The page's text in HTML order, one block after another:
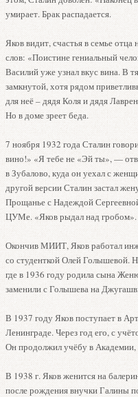
умирает. Брак распадается.
Яков видит, счастья в семье
слов: «Поистине гениальный
Василий уже узнал вкус вина. В
замкнутой, хотя рядом
для неё – дядя Коля и дядя
Но в доме зреет беда.
7 ноября 1932 года Сталин
вино!» «Я тебе не «Эй ты», —
в Зубалово, куда он уехал с
другой версии Сталин застал
Прощанье с Надеждой
ЦУМе. «Яков рыдал над гробом».
Окончив МИИТ, Яков работал
со студенткой Олей Голышевой.
где в 1936 году родила сына
заменили с Голышева на
В 1937 году Яков поступает в
Ленинграде. Через год его, с
Он продолжил учёбу в
В 1938 г. Яков женится на
после рождения внучки Галины